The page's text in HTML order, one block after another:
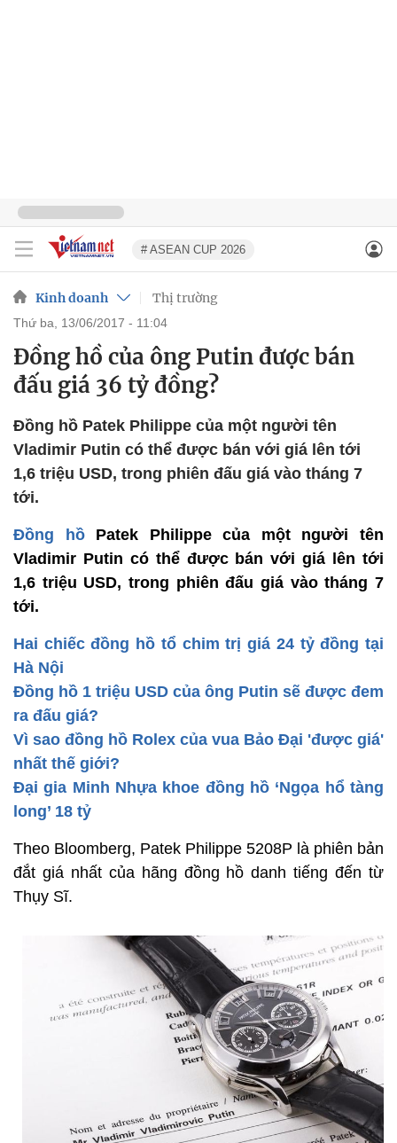
# ASEAN CUP 2026
Kinh doanh Thị trường
thứ ba, 13/06/2017 - 11:04
Đồng hồ của ông Putin được bán
đấu giá 36 tỷ đồng?
Đồng hồ Patek Philippe của một người tên
Vladimir Putin có thể được bán với giá lên tới
1,6 triệu USD, trong phiên đấu giá vào tháng 7
tới.
Đồng hồPatek Philippe của một người tên
Vladimir Putin có thể được bán với giá lên tới
1,6 triệu USD, trong phiên đấu giá vào tháng 7
tới.
Hai chiếc đồng hồ tổ chim trị giá 24 tỷ đồng tại
Hà Nội
Đồng hồ 1 triệu USD của ông Putin sẽ được đem
ra đấu giá?
Vì sao đồng hồ Rolex của vua Bảo Đại 'được giá'
nhất thế giới?
Đại gia Minh Nhựa khoe đồng hồ ‘Ngọa hổ tàng
long’ 18 tỷ
Theo Bloomberg, Patek Philippe 5208P là phiên bản
đắt giá nhất của hãng đồng hồ danh tiếng đến từ
Thụy Sĩ.